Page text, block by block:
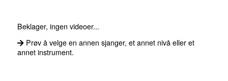
Om onlinegitar.no
Beklager, ingen videoer...
Prøv å velge en annen sjanger, et annet nivå eller et
annet instrument.